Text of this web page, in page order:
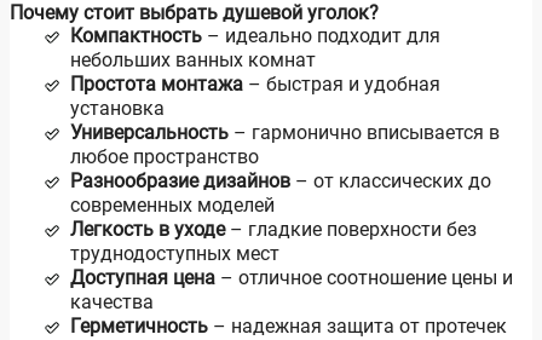
Почему стоит выбрать душевой уголок?
Компактность – идеально подходит для
небольших ванных комнат
Простота монтажа – быстрая и удобная
установка
Универсальность – гармонично вписывается в
любое пространство
Разнообразие дизайнов – от классических до
современных моделей
Легкость в уходе – гладкие поверхности без
труднодоступных мест
Доступная цена – отличное соотношение цены и
качества
Герметичность – надежная защита от протечек